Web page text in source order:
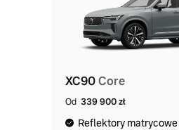
XC90Core
Od339 900 zł
Reflektory matrycowe